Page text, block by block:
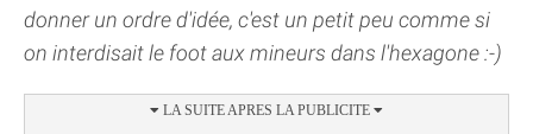
donner un ordre d'idée, c'est un petit peu comme si
on interdisait le foot aux mineurs dans l'hexagone :-)